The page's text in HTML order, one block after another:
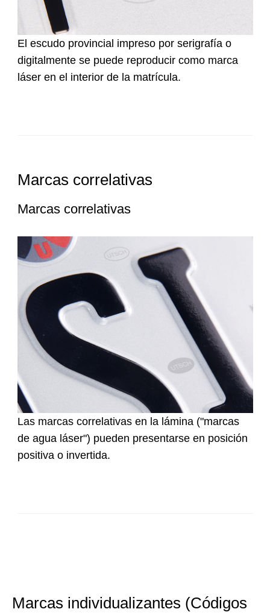
El escudo provincial impreso por serigrafía o
digitalmente se puede reproducir como marca
láser en el interior de la matrícula.
Marcas correlativas
Marcas correlativas
Las marcas correlativas en la lámina ("marcas
de agua láser") pueden presentarse en posición
positiva o invertida.
Marcas individualizantes (Códigos